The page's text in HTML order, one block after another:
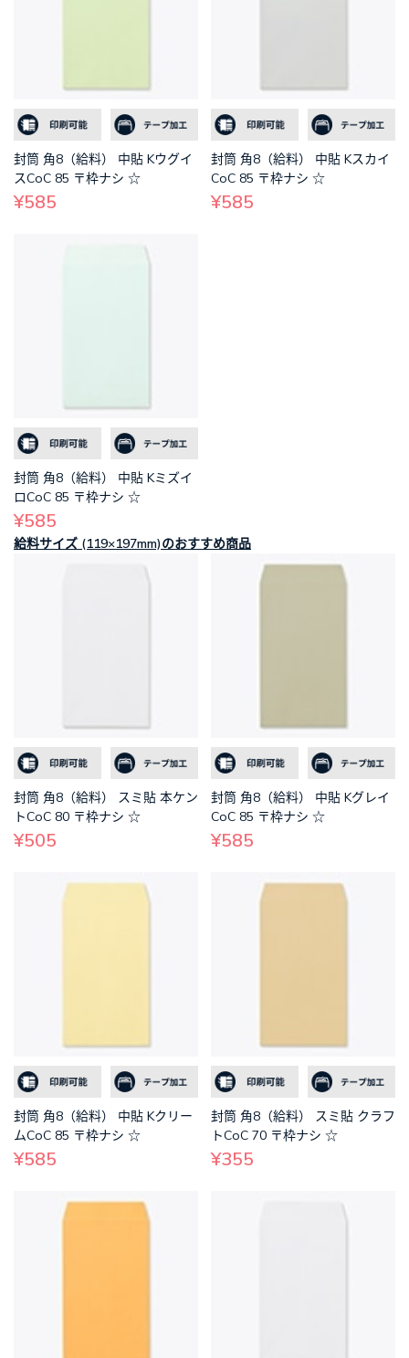
封筒 角8（給料） 中貼 Kウグイ
スCoC 85 〒枠ナシ ☆
¥585
封筒 角8（給料） 中貼 Kスカイ
CoC 85 〒枠ナシ ☆
¥585
封筒 角8（給料） 中貼 Kミズイ
ロCoC 85 〒枠ナシ ☆
¥585
給料サイズ (119×197mm)のおすすめ商品
封筒 角8（給料） スミ貼 本ケン
トCoC 80 〒枠ナシ ☆
¥505
封筒 角8（給料） 中貼 Kグレイ
CoC 85 〒枠ナシ ☆
¥585
封筒 角8（給料） 中貼 Kクリー
ムCoC 85 〒枠ナシ ☆
¥585
封筒 角8（給料） スミ貼 クラフ
トCoC 70 〒枠ナシ ☆
¥355